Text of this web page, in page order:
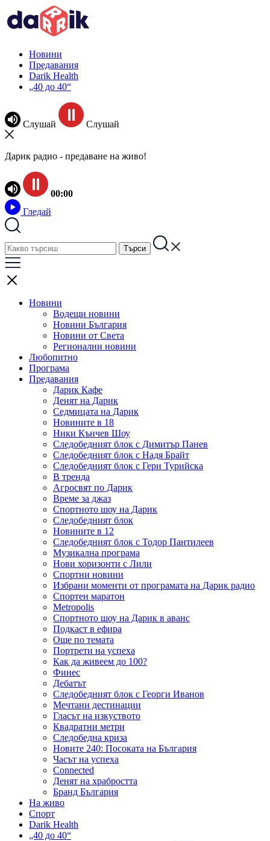
Новини
Предавания
Darik Health
„40 до 40“
Слушай Слушай
Дарик радио - предаване на живо!
00:00
Гледай
Новини
Водещи новини
Новини България
Новини от Света
Регионални новини
Любопитно
Програма
Предавания
Дарик Кафе
Денят на Дарик
Седмицата на Дарик
Новините в 18
Ники Кънчев Шоу
Следобедният блок с Димитър Панев
Следобедният блок с Надя Брайт
Следобедният блок с Гери Турийска
В тренда
Агросвят по Дарик
Време за джаз
Спортното шоу на Дарик
Следобедният блок
Новините в 12
Следобедният блок с Тодор Пантилеев
Музикална програма
Нови хоризонти с Лили
Спортни новини
Избрани моменти от програмата на Дарик радио
Спортен маратон
Metropolis
Спортното шоу на Дарик в аванс
Подкаст в ефира
Още по темата
Портрети на успеха
Как да живеем до 100?
Финес
Дебатът
Следобедният блок с Георги Иванов
Мечтани дестинации
Гласът на изкуството
Квадратни метри
Следобедна криза
Новите 240: Посоката на България
Часът на успеха
Connected
Денят на храбростта
Бранд България
На живо
Спорт
Darik Health
„40 до 40“